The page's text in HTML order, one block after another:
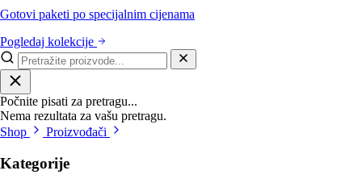
Gotovi paketi po specijalnim cijenama
Pogledaj kolekcije
Počnite pisati za pretragu...
Nema rezultata za vašu pretragu.
Shop
Proizvođači
Kategorije